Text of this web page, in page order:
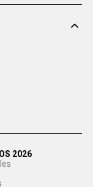
2026